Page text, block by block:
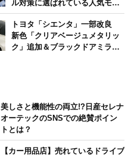
ル対策に選ばれている人気モデ
ルは？【2026年6月版】
トヨタ「シエンタ」一部改良
新色「クリアベージュメタリッ
ク」追加＆ブラックドアミラー
美しさと機能性の両立!?日産セレナ
オーテックのSNSでの絶賛ポイン
トとは？
【カー用品店】売れているドライブ